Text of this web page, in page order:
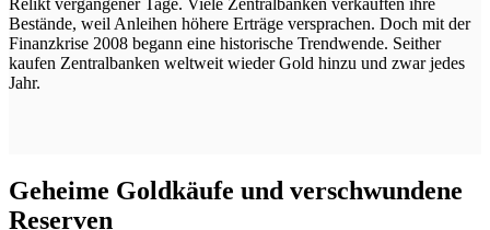
Bestände, weil Anleihen höhere Erträge versprachen. Doch mit der
Finanzkrise 2008 begann eine historische Trendwende. Seither
kaufen Zentralbanken weltweit wieder Gold hinzu und zwar jedes
Jahr.
Geheime Goldkäufe und verschwundene
Reserven